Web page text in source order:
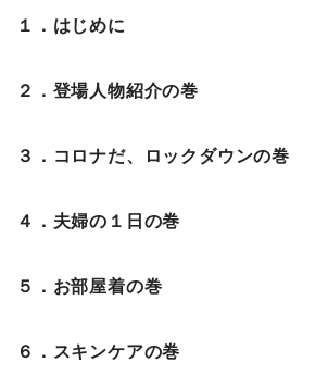
１．はじめに
２．登場人物紹介の巻
３．コロナだ、ロックダウンの巻
４．夫婦の１日の巻
５．お部屋着の巻
６．スキンケアの巻